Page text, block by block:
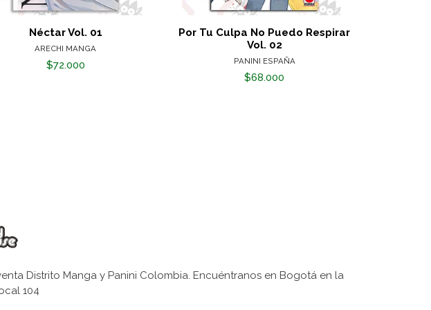
Néctar Vol. 01
ARECHI MANGA
$72.000
Por Tu Culpa No Puedo Respirar
Vol. 02
PANINI ESPAÑA
$68.000
Distrito Manga y Panini Colombia. Encuéntranos en Bogotá en la
104